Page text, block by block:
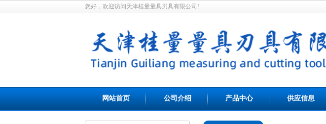
您好，欢迎访问天津桂量量具刃具有限公司!
网站首页 公司介绍 产品中心 供应信息